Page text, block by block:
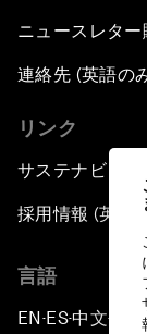
ニュースレター
連絡先 (英語の
リンク
サステナビリテ
採用情報 (英語
言語
EN ▪ ES▪中文▪ 日